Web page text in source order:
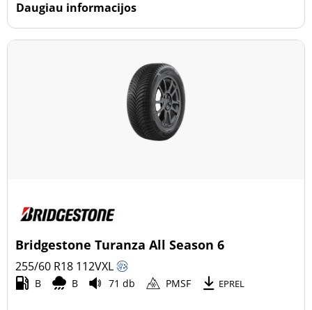
Daugiau informacijos
Bridgestone Turanza All Season 6
255/60 R18 112VXL
B B 71 db PMSF EPREL